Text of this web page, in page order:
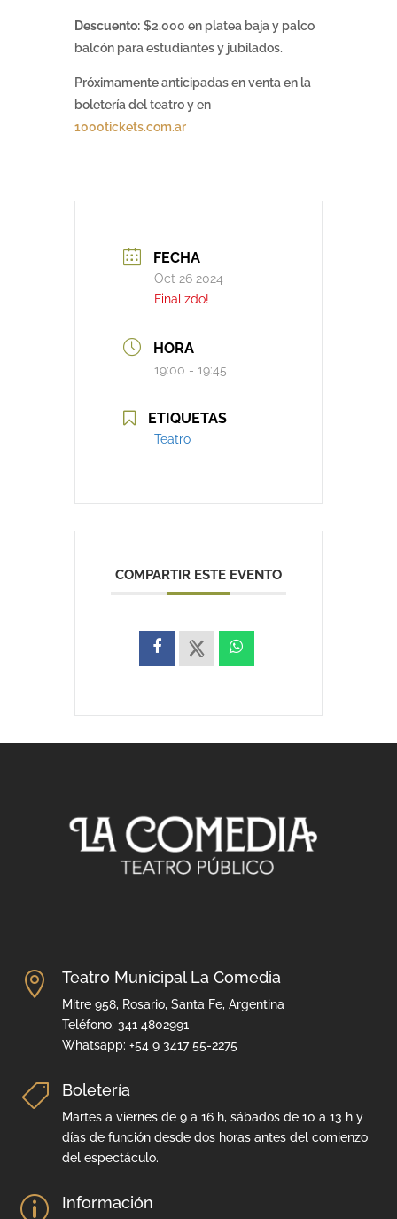
Descuento: $2.000 en platea baja y palco
balcón para estudiantes y jubilados.
Próximamente anticipadas en venta en la
boletería del teatro y en
1000tickets.com.ar
FECHA
Oct 26 2024
Finalizdo!
HORA
19:00 - 19:45
ETIQUETAS
Teatro
COMPARTIR ESTE EVENTO
 Teatro Municipal La Comedia
Mitre 958, Rosario, Santa Fe, Argentina
Teléfono: 341 4802991
Whatsapp: +54 9 3417 55-2275
 Boletería
Martes a viernes de 9 a 16 h, sábados de 10 a 13 h y
días de función desde dos horas antes del comienzo
del espectáculo.
p Información